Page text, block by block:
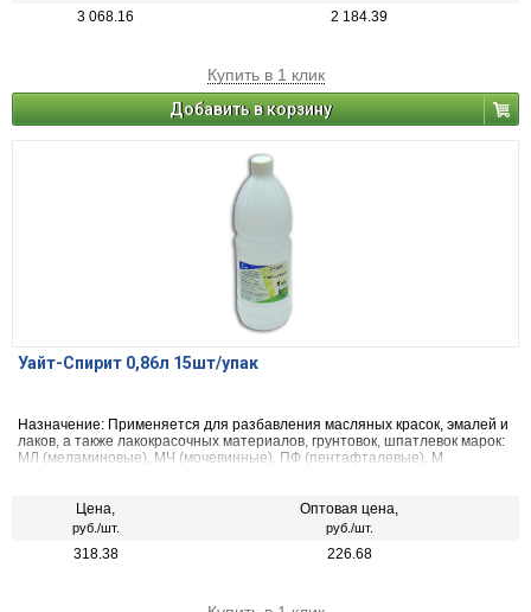
3 068.16 2 184.39
Купить в 1 клик
Добавить в корзину
Уайт-Спирит 0,86л 15шт/упак
Назначение: Применяется для разбавления масляных красок, эмалей и
лаков, а также лакокрасочных материалов, грунтовок, шпатлевок марок:
МЛ (меламиновые), МЧ (мочевинные), ПФ (пентафталевые), М
материалов. Уайт-Спирит предназначен для разбавления битумных,
резинобитумных и сланцевых автомобильных мастик. Применяется для
обезжиривания поверхностей. Уайт-Спирит является универсальным
Цена,
руб./шт.
Оптовая цена,
руб./шт.
318.38 226.68